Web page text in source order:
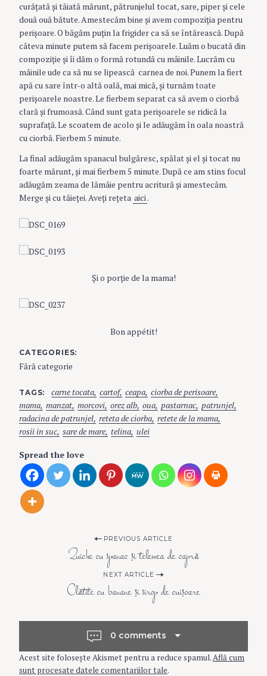
curăţată şi tăiată mărunt, pătrunjelul tocat, sare, piper şi cele
două ouă bătute. Amestecăm bine şi avem compoziţia pentru
perişoare. O băgăm puţin la frigider ca să se întărească. După
câteva minute putem să facem perişoarele. Luăm o bucată din
compoziţie şi îi dăm o formă rotundă cu mâinile. Lucrăm cu
mâinile ude ca să nu se lipească carnea de noi. Punem la fiert
apă cu sare într-o altă oală, mai mică, şi turnăm toate
perişoarele noastre. Le fierbem separat ca să avem o ciorbă
clară şi frumoasă. Când sunt gata perişoarele se ridică la
suprafaţă. Le scoatem de acolo şi le adăugăm în oala noastră
cu ciorbă. Fierbem 5 minute.
La final adăugăm spanacul bulgăresc, spălat şi el şi tocat nu
foarte mărunt, şi mai fierbem 5 minute. După ce am stins focul
adăugăm zeama de lămâie pentru acritură şi amestecăm.
Merge şi cu tăieţei. Aveţi reţeta aici.
Şi o porţie de la mama!
Bon appétit!
CATEGORIES
Fără categorie
TAGS carne tocata cartof ceapa ciorba de perisoare
mama manzat morcovi orez alb oua pastarnac patrunjel
radacina de patrunjel reteta de ciorba retete de la mama
rosii in suc sare de mare telina ulei
Spread the love
s
t
PREVIOUS ARTICLE
Quiche cu spanac şi telemea de capră
NEXT ARTICLE
Clătite cu banane şi sirop de cuişoare
0 comments
Acest site folosește Akismet pentru a reduce spamul.Află cum
sunt procesate datele comentariilor tale.